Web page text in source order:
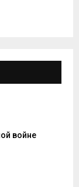
войне